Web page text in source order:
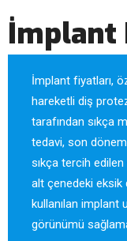
İmplant
İmplant fiyatları,
hareketli diş
tarafından sıkça
tedavi, son
sıkça tercih
alt çenedeki eksik
kullanılan implant
görünümü